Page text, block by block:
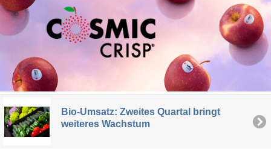
Bio-Umsatz: Zweites Quartal bringt
weiteres Wachstum